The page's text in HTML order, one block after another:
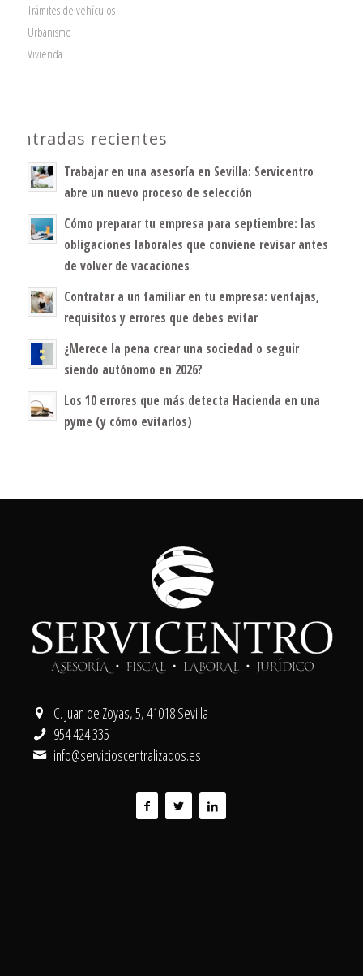
Trámites de vehículos
Urbanismo
Vivienda
Entradas recientes
Trabajar en una asesoría en Sevilla: Servicentro
abre un nuevo proceso de selección
Cómo preparar tu empresa para septiembre: las
obligaciones laborales que conviene revisar antes
de volver de vacaciones
Contratar a un familiar en tu empresa: ventajas,
requisitos y errores que debes evitar
¿Merece la pena crear una sociedad o seguir
siendo autónomo en 2026?
Los 10 errores que más detecta Hacienda en una
pyme (y cómo evitarlos)
C. Juan de Zoyas, 5, 41018 Sevilla
954 424 335
info@servicioscentralizados.es